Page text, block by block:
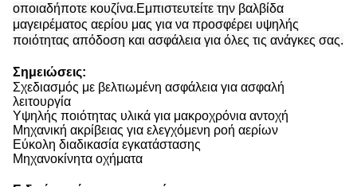
οποιαδήποτε κουζίνα.Εμπιστευτείτε την βαλβίδα
μαγειρέματος αερίου μας για να προσφέρει υψηλής
ποιότητας απόδοση και ασφάλεια για όλες τις ανάγκες σας.
Σημειώσεις:
Σχεδιασμός με βελτιωμένη ασφάλεια για ασφαλή
λειτουργία
Υψηλής ποιότητας υλικά για μακροχρόνια αντοχή
Μηχανική ακρίβειας για ελεγχόμενη ροή αερίων
Εύκολη διαδικασία εγκατάστασης
Μηχανοκίνητα οχήματα